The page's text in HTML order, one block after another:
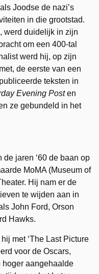
Joodse de nazi’s
in die grootstad.
werd duidelijk in zijn
om een 400-tal
werd hij, op zijn
de eerste van een
teksten in
Evening Posten
ze gebundeld in het
jaren ‘60 de baan op
MoMA (Museum of
Hij nam er de
te wijden aan in
John Ford, Orson
Hawks.
met ‘The Last Picture
voor de Oscars,
hoger aangehaalde